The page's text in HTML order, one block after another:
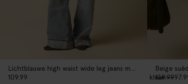
Lichtblauwe high waist wide leg jeans met omgeslagen pijpen
109.99
Beige
139.99
kleur